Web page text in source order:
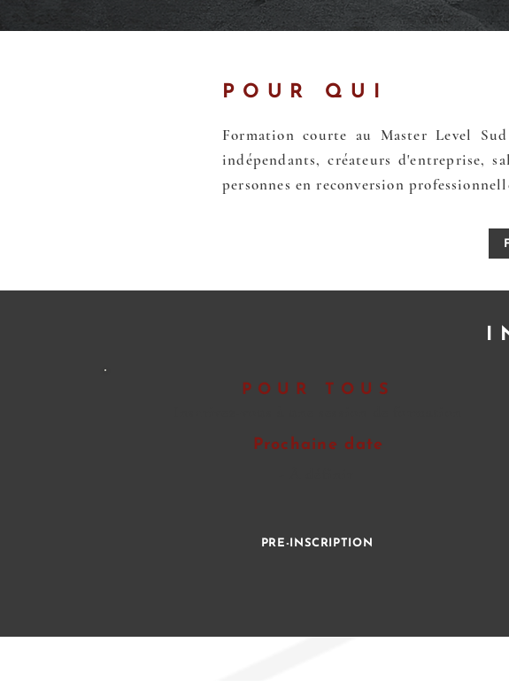
POUR QUI
Formation courte au Master Level
indépendants, créateurs d'entreprise,
personnes en reconversion
POUR TOUS
Prochaine date
PRÉ-INSCRIPTION